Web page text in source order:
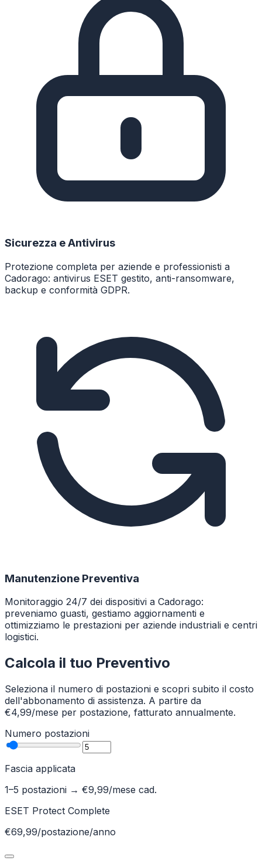
Sicurezza e Antivirus
Protezione completa per aziende e professionisti a
Cadorago: antivirus ESET gestito, anti-ransomware,
backup e conformità GDPR.
Manutenzione Preventiva
Monitoraggio 24/7 dei dispositivi a Cadorago:
preveniamo guasti, gestiamo aggiornamenti e
ottimizziamo le prestazioni per aziende industriali e centri
logistici.
Calcola il tuo Preventivo
Seleziona il numero di postazioni e scopri subito il costo
dell'abbonamento di assistenza. A partire da
€4,99/mese per postazione, fatturato annualmente.
Numero postazioni
Fascia applicata
1–5 postazioni → €9,99/mese cad.
ESET Protect Complete
€69,99/postazione/anno